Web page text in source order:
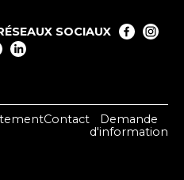
SOCIAUX
Contact
Demande
d'information